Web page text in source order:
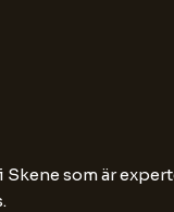
som är